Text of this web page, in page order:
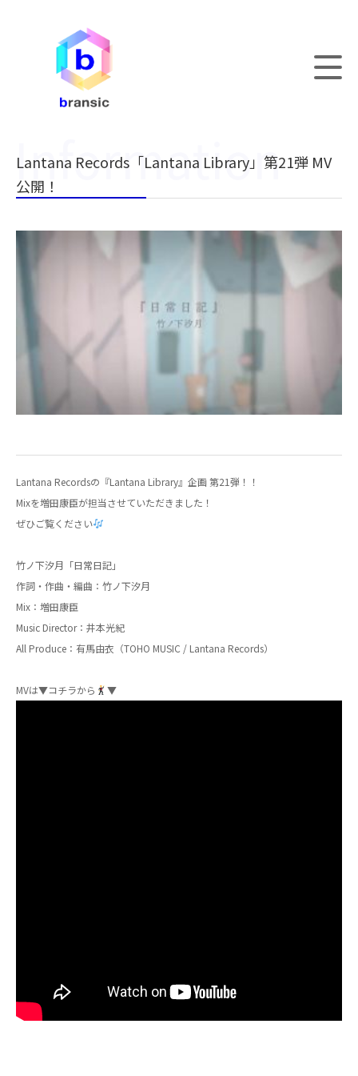
Lantana Records「Lantana Library」第21弾 MV
公開！
Lantana Recordsの『Lantana Library』企画 第21弾！！
Mixを増田康臣が担当させていただきました！
ぜひご覧ください
竹ノ下汐月「日常日記」
作詞・作曲・編曲：竹ノ下汐月
Mix：増田康臣
Music Director：井本光紀
All Produce：有馬由衣（TOHO MUSIC / Lantana Records）
MVは▼コチラから ▼